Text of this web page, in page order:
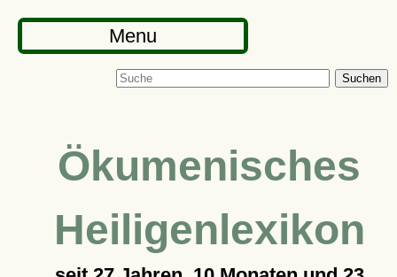
Menu
Suchen
Ökumenisches
Heiligenlexikon